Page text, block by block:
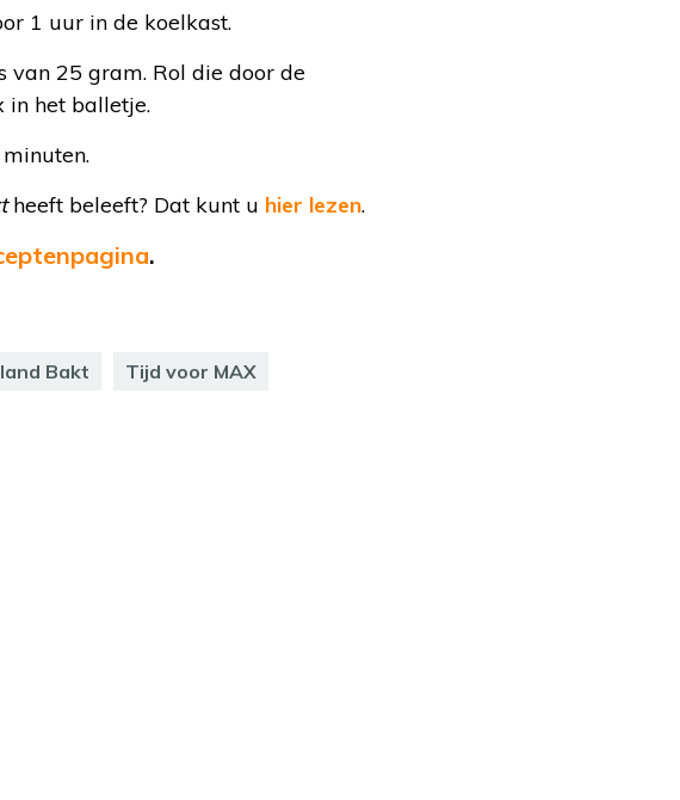
1 uur in de koelkast.
25 gram. Rol die door de
in het balletje.
heeft beleeft? Dat kunt u hier lezen.
.
Bakt Tijd voor MAX